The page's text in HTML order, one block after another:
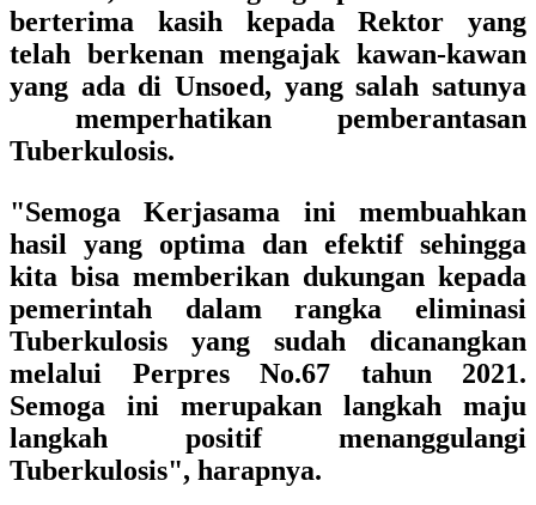
berterima kasih kepada Rektor yang
telah berkenan mengajak kawan-kawan
yang ada di Unsoed, yang salah satunya
memperhatikan pemberantasan
Tuberkulosis.
"Semoga Kerjasama ini membuahkan
hasil yang optima dan efektif sehingga
kita bisa memberikan dukungan kepada
pemerintah dalam rangka eliminasi
Tuberkulosis yang sudah dicanangkan
melalui Perpres No.67 tahun 2021.
Semoga ini merupakan langkah maju
langkah positif menanggulangi
Tuberkulosis", harapnya.